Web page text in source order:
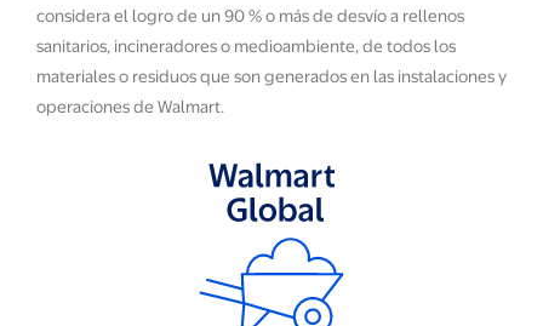
considera el logro de un 90 % o más de desvío a rellenos
sanitarios, incineradores o medioambiente, de todos los
materiales o residuos que son generados en las instalaciones y
operaciones de Walmart.